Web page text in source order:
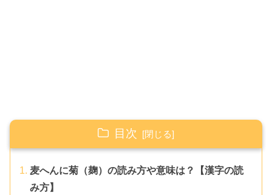
目次
麦へんに菊（麹）の読み方や意味は？【漢字の読
み方】